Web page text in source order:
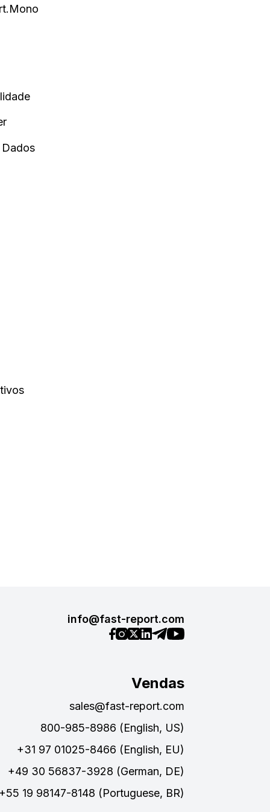
info@fast-report.com
Vendas
sales@fast-report.com
800-985-8986 (English, US)
+31 97 01025-8466 (English, EU)
+49 30 56837-3928 (German, DE)
19 98147-8148 (Portuguese, BR)